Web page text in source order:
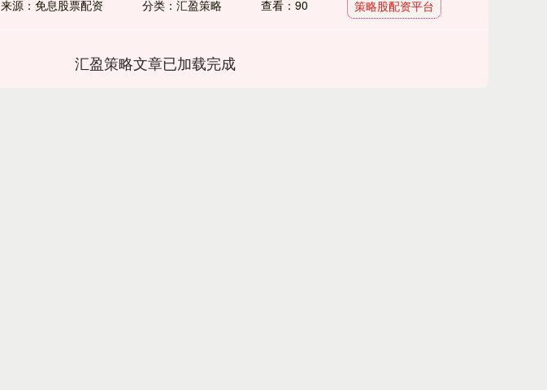
来源：免息股票配资
分类：汇盈策略 查看：90 策略股配资平台
汇盈策略文章已加载完成